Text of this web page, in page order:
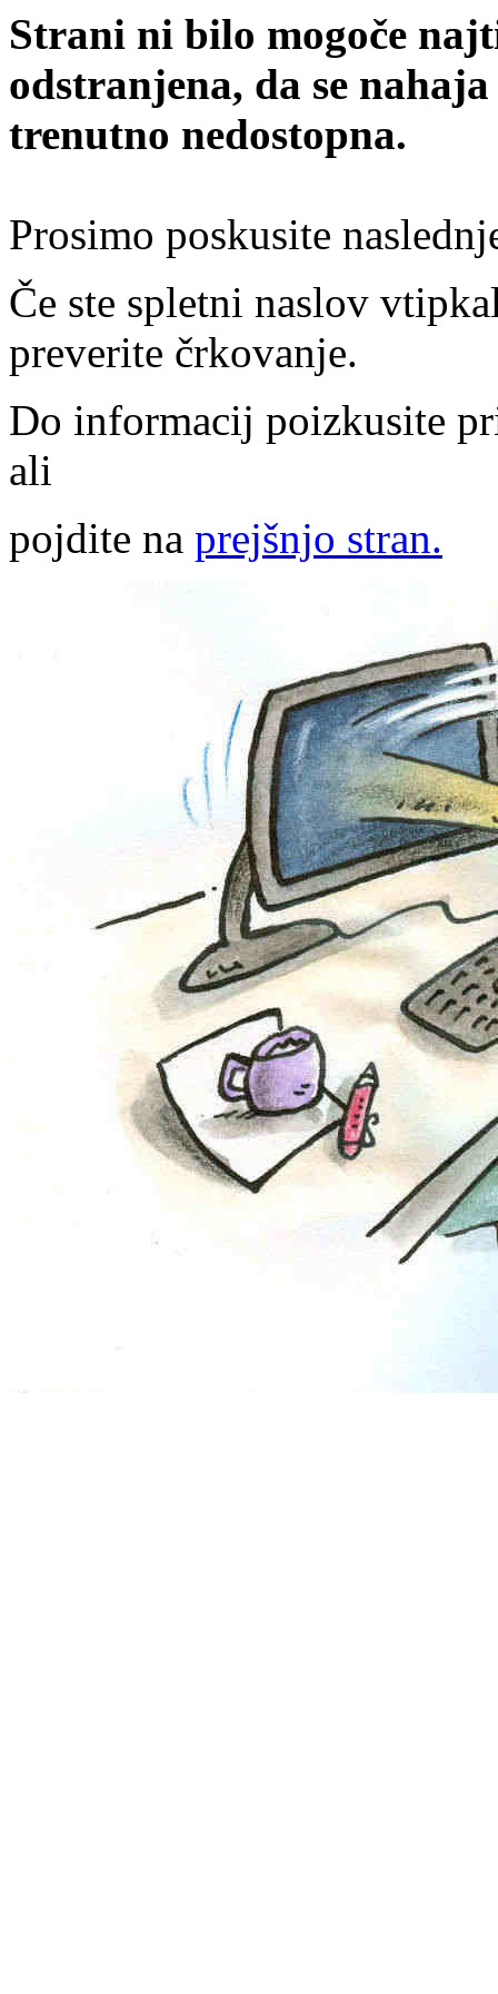
Strani ni bilo mogoče
odstranjena, da se
trenutno nedostopna.
Prosimo poskusite
Če ste spletni naslov
preverite črkovanje.
Do informacij poizkusite
ali
pojdite na prejšnjo stran.